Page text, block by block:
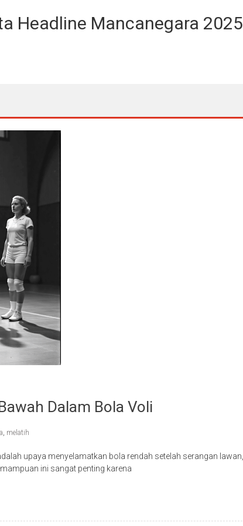
Headline Mancanegara 2025
Dalam Bola Voli
, melatih
upaya menyelamatkan bola rendah setelah serangan lawan,
ini sangat penting karena